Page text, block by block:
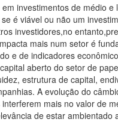
investimentos de médio e
é viável ou não um
investidores,no
mais num setor é
e de indicadores
aberto do setor de
estrutura de capital,
A evolução do
mais no valor de
de estar ambientado